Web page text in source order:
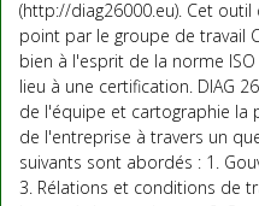
(http://diag26000.eu). Cet
point par le groupe de travail
bien à l'esprit de la norme
lieu à une certification. DIAG
de l'équipe et cartographie la
de l'entreprise à travers un
suivants sont abordés : 1.
3. Rélations et conditions de